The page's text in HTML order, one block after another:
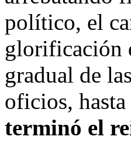
político, el
glorificación
gradual de
oficios,
terminó el